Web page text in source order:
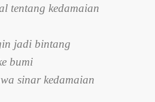
tentang kedamaian
jadi bintang
bumi
sinar kedamaian